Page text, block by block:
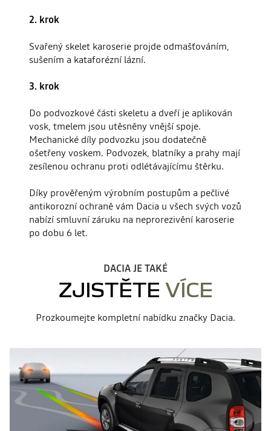
2. krok
Svařený skelet karoserie projde odmašťováním,
sušením a kataforézní lázní.
3. krok
Do podvozkové části skeletu a dveří je aplikován
vosk, tmelem jsou utěsněny vnější spoje.
Mechanické díly podvozku jsou dodatečně
ošetřeny voskem. Podvozek, blatníky a prahy mají
zesílenou ochranu proti odlétávajícímu štěrku.
Díky prověřeným výrobním postupům a pečlivé
antikorozní ochraně vám Dacia u všech svých vozů
nabízí smluvní záruku na neprorezivění karoserie
po dobu 6 let.
DACIA JE TAKÉ
ZJISTĚTE VÍCE
Prozkoumejte kompletní nabídku značky Dacia.